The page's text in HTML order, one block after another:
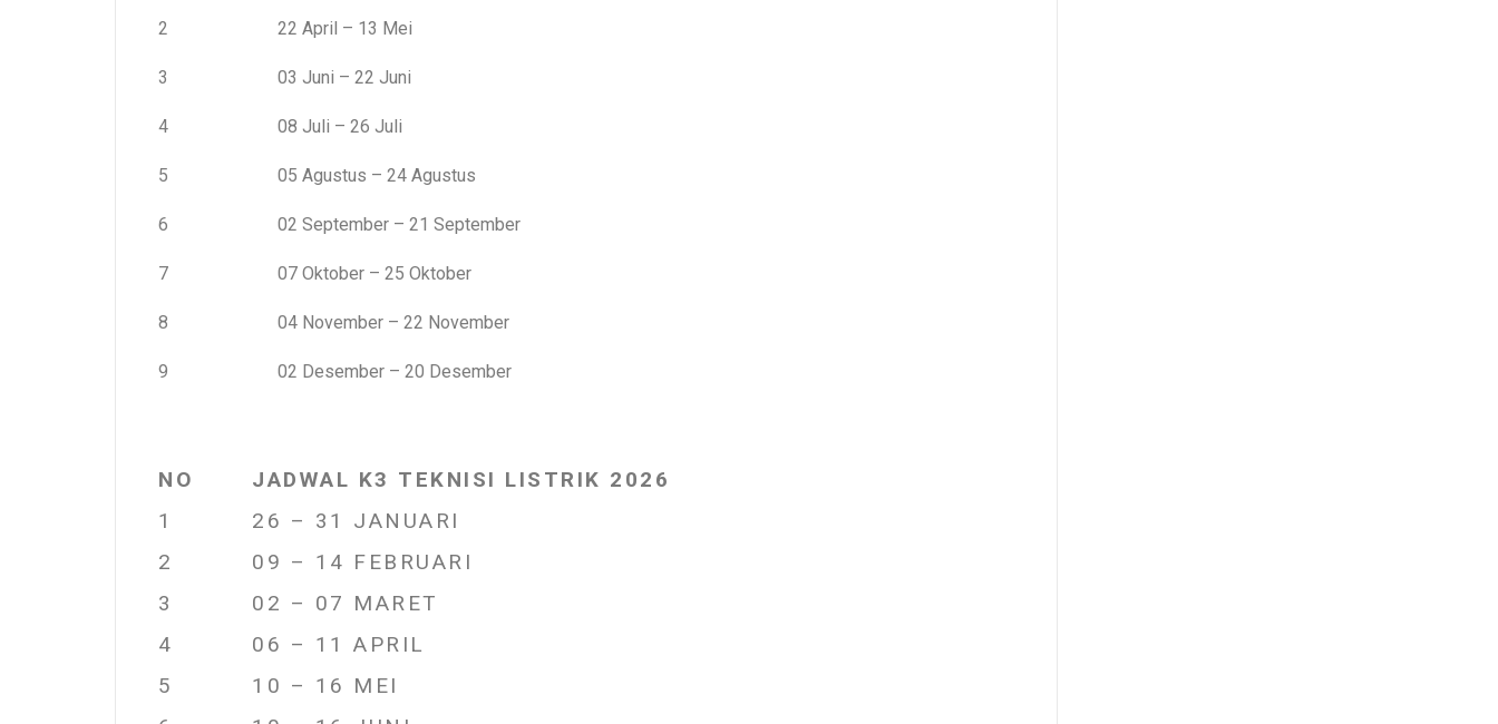
2 22 April – 13 Mei
3 03 Juni – 22 Juni
4 08 Juli – 26 Juli
5 05 Agustus – 24 Agustus
6 02 September – 21 September
7 07 Oktober – 25 Oktober
8 04 November – 22 November
9 02 Desember – 20 Desember
NO
JADWAL K3 TEKNISI LISTRIK 2026
1
26 – 31 JANUARI
2
09 – 14 FEBRUARI
3
02 – 07 MARET
4
06 – 11 APRIL
5
10 – 16 MEI